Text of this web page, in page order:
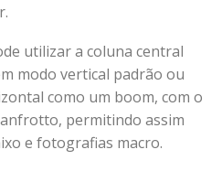
utilizar a coluna central
modo vertical padrão ou
como um boom, com o
permitindo assim
e fotografias macro.